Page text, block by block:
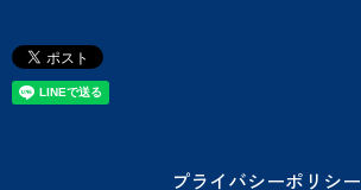
プライバシーポリシー